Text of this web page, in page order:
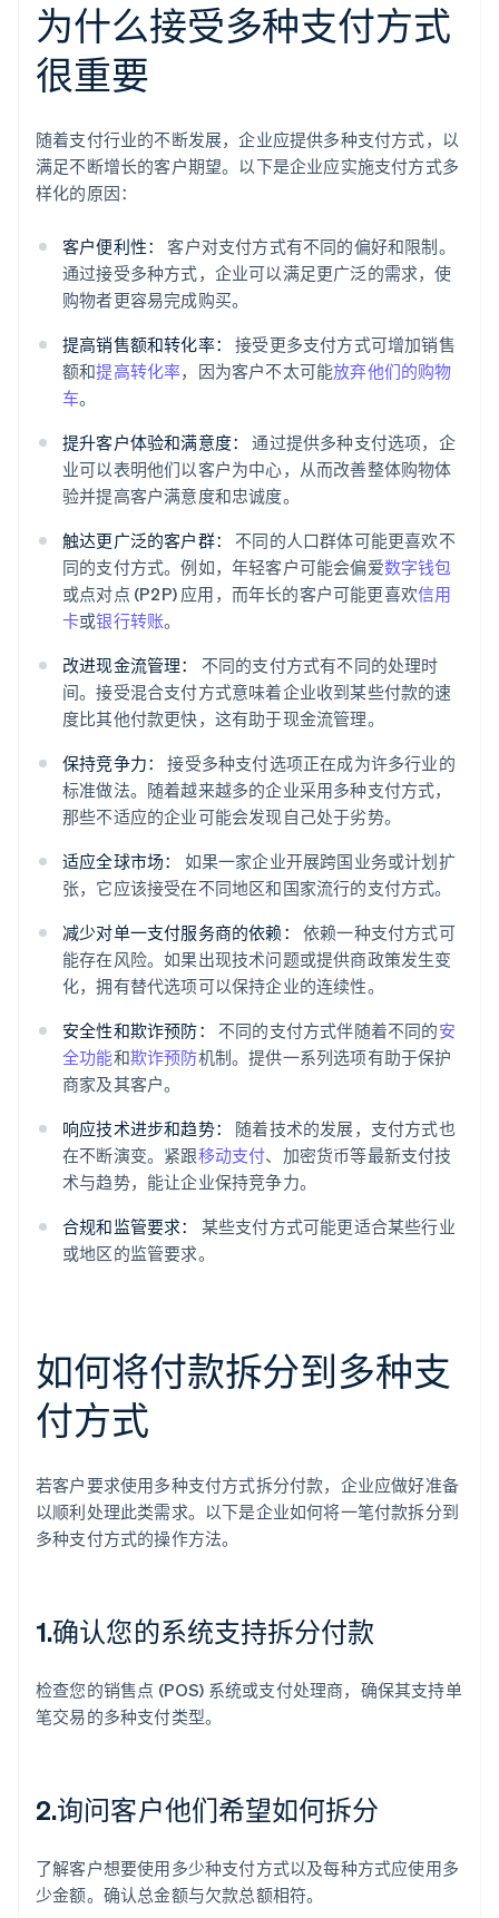
为什么接受多种支付方式
很重要
随着支付行业的不断发展，企业应提供多种支付方式，以
满足不断增长的客户期望。以下是企业应实施支付方式多
样化的原因：
客户便利性：
客户对支付方式有不同的偏好和限制。
通过接受多种方式，企业可以满足更广泛的需求，使
购物者更容易完成购买。
提高销售额和转化率：
接受更多支付方式可增加销售
额和提高转化率，因为客户不太可能放弃他们的购物
车。
提升客户体验和满意度：
通过提供多种支付选项，企
业可以表明他们以客户为中心，从而改善整体购物体
验并提高客户满意度和忠诚度。
触达更广泛的客户群：
不同的人口群体可能更喜欢不
同的支付方式。例如，年轻客户可能会偏爱数字钱包
或点对点 (P2P) 应用，而年长的客户可能更喜欢信用
卡或银行转账。
改进现金流管理：
不同的支付方式有不同的处理时
间。接受混合支付方式意味着企业收到某些付款的速
度比其他付款更快，这有助于现金流管理。
保持竞争力：
接受多种支付选项正在成为许多行业的
标准做法。随着越来越多的企业采用多种支付方式，
那些不适应的企业可能会发现自己处于劣势。
适应全球市场：
如果一家企业开展跨国业务或计划扩
张，它应该接受在不同地区和国家流行的支付方式。
减少对单一支付服务商的依赖：
依赖一种支付方式可
能存在风险。如果出现技术问题或提供商政策发生变
化，拥有替代选项可以保持企业的连续性。
安全性和欺诈预防：
不同的支付方式伴随着不同的安
全功能和欺诈预防机制。提供一系列选项有助于保护
商家及其客户。
响应技术进步和趋势：
随着技术的发展，支付方式也
在不断演变。紧跟移动支付、加密货币等最新支付技
术与趋势，能让企业保持竞争力。
合规和监管要求：
某些支付方式可能更适合某些行业
或地区的监管要求。
如何将付款拆分到多种支
付方式
若客户要求使用多种支付方式拆分付款，企业应做好准备
以顺利处理此类需求。以下是企业如何将一笔付款拆分到
多种支付方式的操作方法。
1.确认您的系统支持拆分付款
检查您的销售点 (POS) 系统或支付处理商，确保其支持单
笔交易的多种支付类型。
2.询问客户他们希望如何拆分
了解客户想要使用多少种支付方式以及每种方式应使用多
少金额。确认总金额与欠款总额相符。